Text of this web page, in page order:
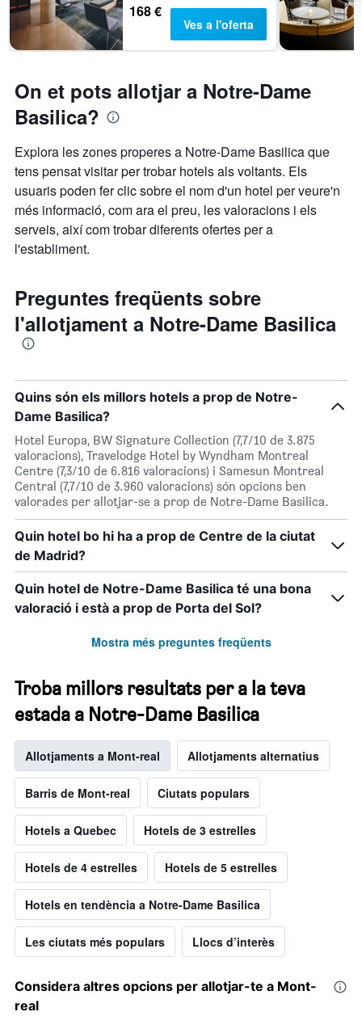
168 €
Ves a l'oferta
On et pots allotjar a Notre-Dame
Basilica?
Explora les zones properes a Notre-Dame Basilica que
tens pensat visitar per trobar hotels als voltants. Els
usuaris poden fer clic sobre el nom d'un hotel per veure'n
més informació, com ara el preu, les valoracions i els
serveis, així com trobar diferents ofertes per a
l'establiment.
Preguntes freqüents sobre
l'allotjament a Notre-Dame Basilica
Quins són els millors hotels a prop de Notre-
Dame Basilica?
Hotel Europa, BW Signature Collection (7,7/10 de 3.875
valoracions), Travelodge Hotel by Wyndham Montreal
Centre (7,3/10 de 6.816 valoracions) i Samesun Montreal
Central (7,7/10 de 3.960 valoracions) són opcions ben
valorades per allotjar-se a prop de Notre-Dame Basilica.
Quin hotel bo hi ha a prop de Centre de la ciutat
de Madrid?
Quin hotel de Notre-Dame Basilica té una bona
valoració i està a prop de Porta del Sol?
Mostra més preguntes freqüents
Troba millors resultats per a la teva
estada a Notre-Dame Basilica
Allotjaments a Mont-real Allotjaments alternatius
Barris de Mont-real Ciutats populars
Hotels a Quebec Hotels de 3 estrelles
Hotels de 4 estrelles Hotels de 5 estrelles
Hotels en tendència a Notre-Dame Basilica
Les ciutats més populars Llocs d’interès
Considera altres opcions per allotjar-te a Mont-
real